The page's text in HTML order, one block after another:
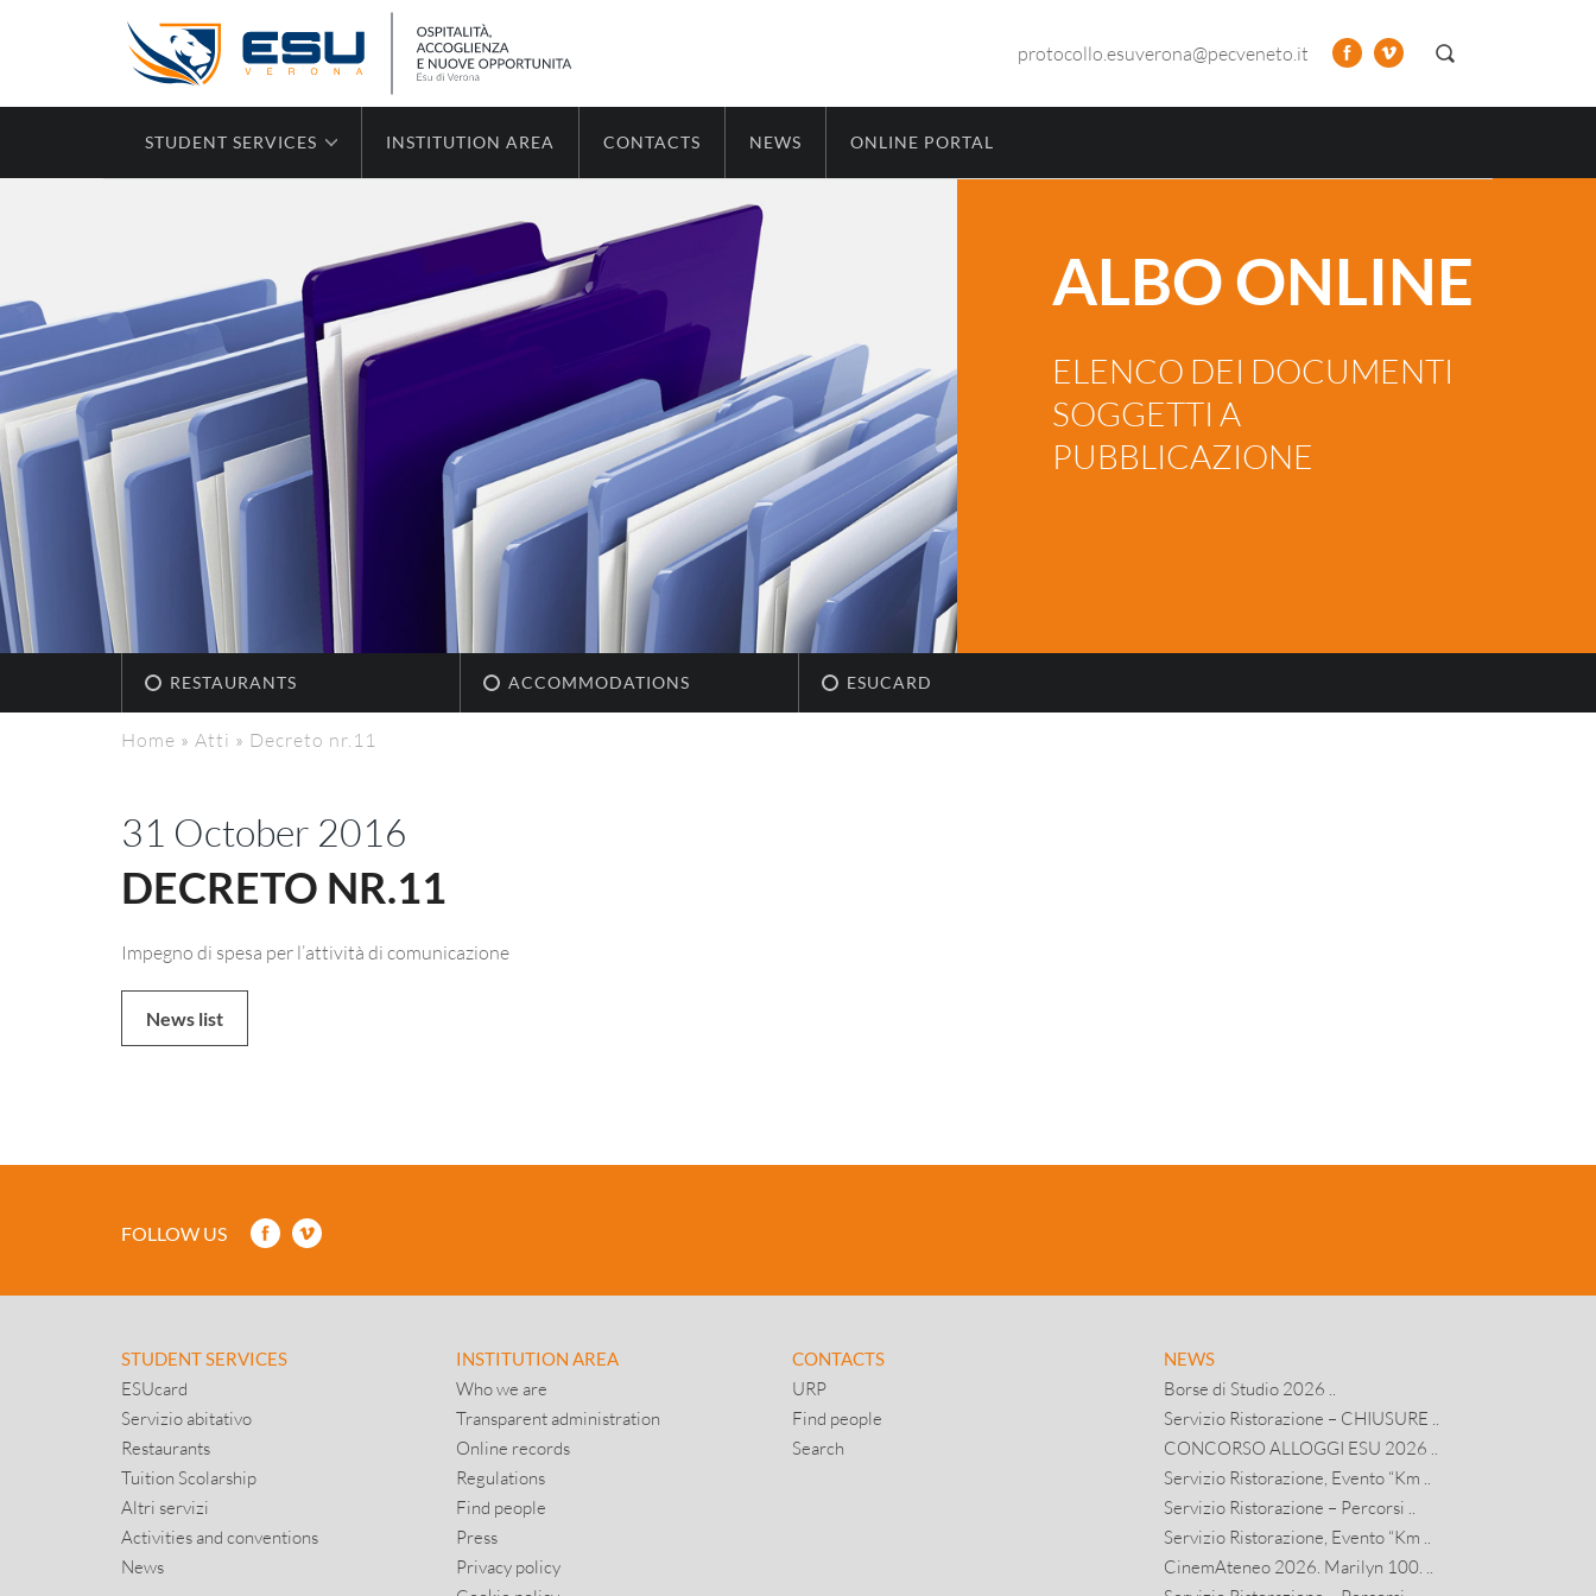
protocollo.esuverona@pecveneto.it
STUDENT SERVICES INSTITUTION AREA CONTACTS NEWS ONLINE PORTAL
ALBO ONLINE
ELENCO DEI DOCUMENTI
SOGGETTI A
PUBBLICAZIONE
RESTAURANTS ACCOMMODATIONS ESUCARD
Home » Atti » Decreto nr.11
31 October 2016
DECRETO NR.11
Impegno di spesa per l’attività di comunicazione
News list
FOLLOW US
STUDENT SERVICES
ESUcard
Servizio abitativo
Restaurants
Tuition Scolarship
Altri servizi
Activities and conventions
News
INSTITUTION AREA
Who we are
Transparent administration
Online records
Regulations
Find people
Press
Privacy policy
CONTACTS
URP
Find people
Search
NEWS
Borse di Studio 2026 ..
Servizio Ristorazione – CHIUSURE ..
CONCORSO ALLOGGI ESU 2026 ..
Servizio Ristorazione, Evento “Km ..
Servizio Ristorazione – Percorsi ..
Servizio Ristorazione, Evento “Km ..
CinemAteneo 2026. Marilyn 100. ..